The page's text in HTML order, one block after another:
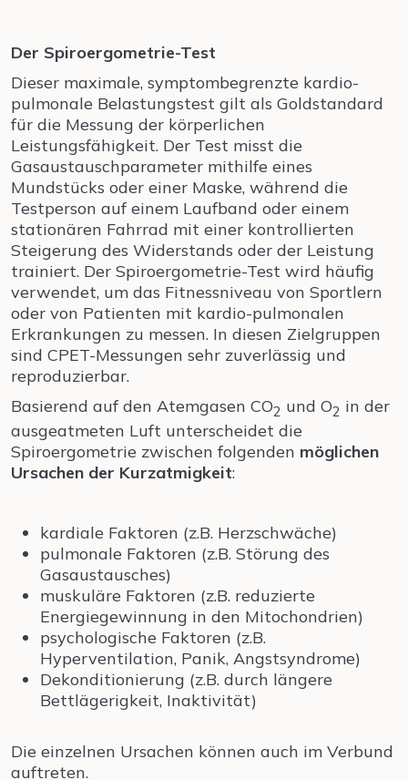
Der Spiroergometrie-Test
Dieser maximale, symptombegrenzte kardio-
pulmonale Belastungstest gilt als Goldstandard
für die Messung der körperlichen
Leistungsfähigkeit. Der Test misst die
Gasaustauschparameter mithilfe eines
Mundstücks oder einer Maske, während die
Testperson auf einem Laufband oder einem
stationären Fahrrad mit einer kontrollierten
Steigerung des Widerstands oder der Leistung
trainiert. Der Spiroergometrie-Test wird häufig
verwendet, um das Fitnessniveau von Sportlern
oder von Patienten mit kardio-pulmonalen
Erkrankungen zu messen. In diesen Zielgruppen
sind CPET-Messungen sehr zuverlässig und
reproduzierbar.
Basierend auf den Atemgasen CO2 und O2 in der
ausgeatmeten Luft unterscheidet die
Spiroergometrie zwischen folgenden möglichen
Ursachen der Kurzatmigkeit:
kardiale Faktoren (z.B. Herzschwäche)
pulmonale Faktoren (z.B. Störung des
Gasaustausches)
muskuläre Faktoren (z.B. reduzierte
Energiegewinnung in den Mitochondrien)
psychologische Faktoren (z.B.
Hyperventilation, Panik, Angstsyndrome)
Dekonditionierung (z.B. durch längere
Bettlägerigkeit, Inaktivität)
Die einzelnen Ursachen können auch im Verbund
auftreten.